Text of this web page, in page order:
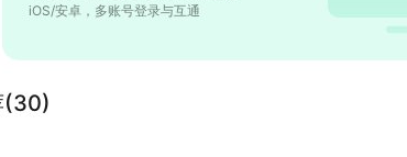
iOS/安卓，多账号登录与互通
(30)